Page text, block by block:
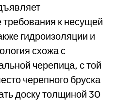
к несущей
гидроизоляции и
схожа с
черепица, с той
черепного бруска
доску толщиной 30